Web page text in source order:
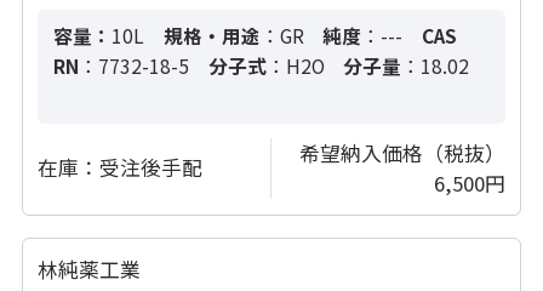
容量： 10L 規格・用途 ：GR 純度 ：---
CAS
RN ：7732-18-5 分子式：H2O 分子量 ：18.02
在庫： 受注後手配
希望納入価格（税抜）
6,500円
林純薬工業